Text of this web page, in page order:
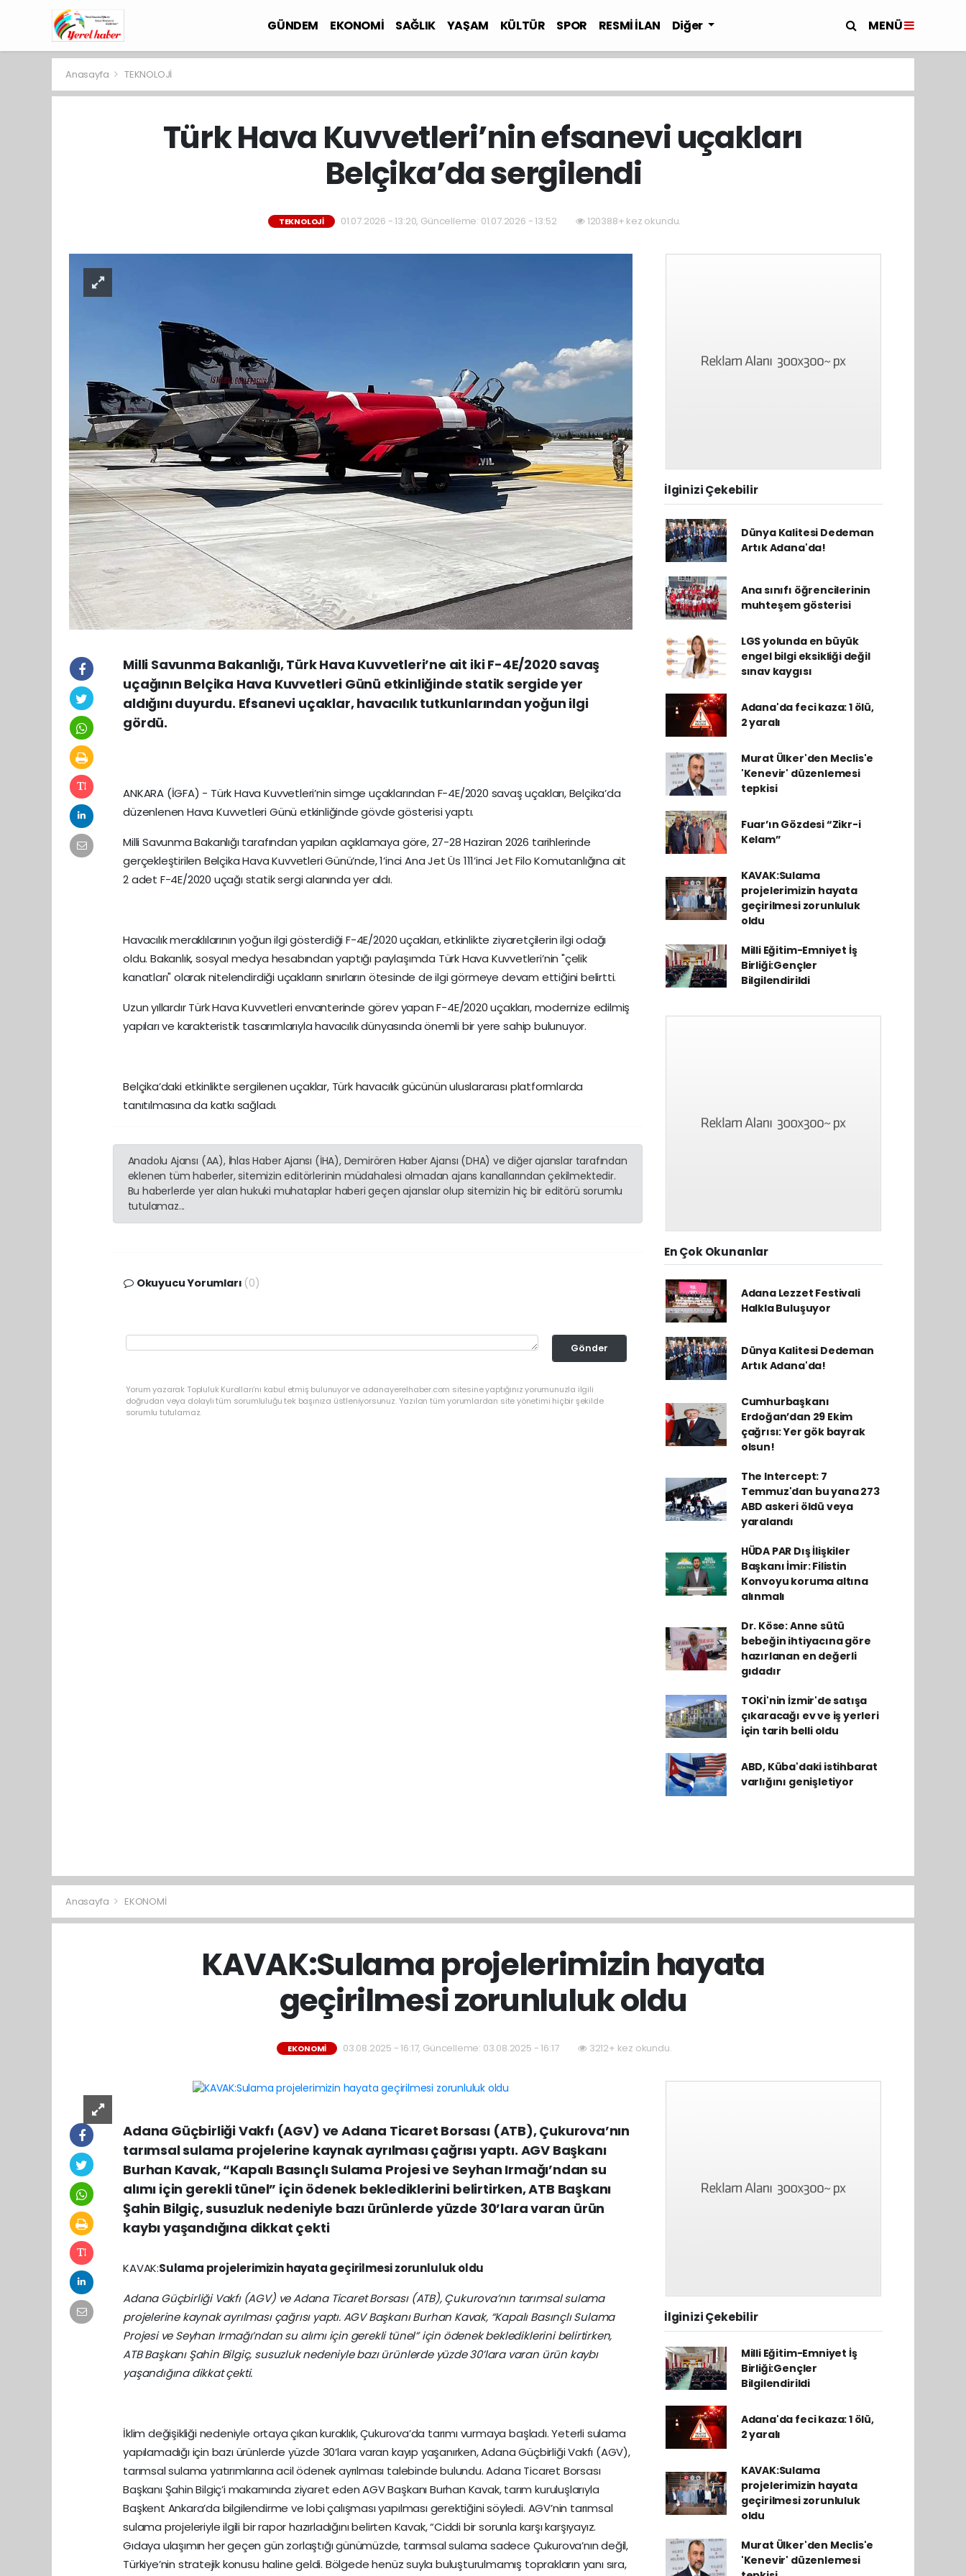
GÜNDEM EKONOMİ SAĞLIK YAŞAM KÜLTÜR SPOR RESMİ İLAN Diğer MENÜ
Anasayfa TEKNOLOJİ
Türk Hava Kuvvetleri’nin efsanevi uçakları
Belçika’da sergilendi
TEKNOLOJİ 01.07.2026 - 13:20, Güncelleme: 01.07.2026 - 13:52 120388+ kez okundu.
Milli Savunma Bakanlığı, Türk Hava Kuvvetleri’ne ait iki F-4E/2020 savaş
uçağının Belçika Hava Kuvvetleri Günü etkinliğinde statik sergide yer
aldığını duyurdu. Efsanevi uçaklar, havacılık tutkunlarından yoğun ilgi
gördü.
ANKARA (İGFA) - Türk Hava Kuvvetleri’nin simge uçaklarından F-4E/2020 savaş uçakları, Belçika’da
düzenlenen Hava Kuvvetleri Günü etkinliğinde gövde gösterisi yaptı.
Milli Savunma Bakanlığı tarafından yapılan açıklamaya göre, 27-28 Haziran 2026 tarihlerinde
gerçekleştirilen Belçika Hava Kuvvetleri Günü’nde, 1’inci Ana Jet Üs 111’inci Jet Filo Komutanlığına ait
2 adet F-4E/2020 uçağı statik sergi alanında yer aldı.
Havacılık meraklılarının yoğun ilgi gösterdiği F-4E/2020 uçakları, etkinlikte ziyaretçilerin ilgi odağı
oldu. Bakanlık, sosyal medya hesabından yaptığı paylaşımda Türk Hava Kuvvetleri’nin "çelik
kanatları" olarak nitelendirdiği uçakların sınırların ötesinde de ilgi görmeye devam ettiğini belirtti.
Uzun yıllardır Türk Hava Kuvvetleri envanterinde görev yapan F-4E/2020 uçakları, modernize edilmiş
yapıları ve karakteristik tasarımlarıyla havacılık dünyasında önemli bir yere sahip bulunuyor.
Belçika’daki etkinlikte sergilenen uçaklar, Türk havacılık gücünün uluslararası platformlarda
tanıtılmasına da katkı sağladı.
Anadolu Ajansı (AA), İhlas Haber Ajansı (İHA), Demirören Haber Ajansı (DHA) ve diğer ajanslar tarafından
eklenen tüm haberler, sitemizin editörlerinin müdahalesi olmadan ajans kanallarından çekilmektedir.
Bu haberlerde yer alan hukuki muhataplar haberi geçen ajanslar olup sitemizin hiç bir editörü sorumlu
tutulamaz...
Okuyucu Yorumları (0)
Gönder
Yorum yazarak Topluluk Kuralları’nı kabul etmiş bulunuyor ve adanayerelhaber.com sitesine yaptığınız yorumunuzla ilgili
doğrudan veya dolaylı tüm sorumluluğu tek başınıza üstleniyorsunuz. Yazılan tüm yorumlardan site yönetimi hiçbir şekilde
sorumlu tutulamaz.
İlginizi Çekebilir
Dünya Kalitesi Dedeman
Artık Adana'da!
Ana sınıfı öğrencilerinin
muhteşem gösterisi
LGS yolunda en büyük
engel bilgi eksikliği değil
sınav kaygısı
Adana'da feci kaza: 1 ölü,
2 yaralı
Murat Ülker'den Meclis'e
'Kenevir' düzenlemesi
tepkisi
Fuar’ın Gözdesi “Zikr-i
Kelam”
KAVAK:Sulama
projelerimizin hayata
geçirilmesi zorunluluk
oldu
Milli Eğitim-Emniyet İş
Birliği:Gençler
Bilgilendirildi
En Çok Okunanlar
Adana Lezzet Festivali
Halkla Buluşuyor
Dünya Kalitesi Dedeman
Artık Adana'da!
Cumhurbaşkanı
Erdoğan’dan 29 Ekim
çağrısı: Yer gök bayrak
olsun!
The Intercept: 7
Temmuz'dan bu yana 273
ABD askeri öldü veya
yaralandı
HÜDA PAR Dış İlişkiler
Başkanı İmir: Filistin
Konvoyu koruma altına
alınmalı
Dr. Köse: Anne sütü
bebeğin ihtiyacına göre
hazırlanan en değerli
gıdadır
TOKİ'nin İzmir'de satışa
çıkaracağı ev ve iş yerleri
için tarih belli oldu
ABD, Küba'daki istihbarat
varlığını genişletiyor
Anasayfa EKONOMİ
KAVAK:Sulama projelerimizin hayata
geçirilmesi zorunluluk oldu
EKONOMİ 03.08.2025 - 16:17, Güncelleme: 03.08.2025 - 16:17 3212+ kez okundu.
Adana Güçbirliği Vakfı (AGV) ve Adana Ticaret Borsası (ATB), Çukurova’nın
tarımsal sulama projelerine kaynak ayrılması çağrısı yaptı. AGV Başkanı
Burhan Kavak, “Kapalı Basınçlı Sulama Projesi ve Seyhan Irmağı’ndan su
alımı için gerekli tünel” için ödenek beklediklerini belirtirken, ATB Başkanı
Şahin Bilgiç, susuzluk nedeniyle bazı ürünlerde yüzde 30’lara varan ürün
kaybı yaşandığına dikkat çekti
KAVAK:Sulama projelerimizin hayata geçirilmesi zorunluluk oldu
Adana Güçbirliği Vakfı (AGV) ve Adana Ticaret Borsası (ATB), Çukurova’nın tarımsal sulama
projelerine kaynak ayrılması çağrısı yaptı. AGV Başkanı Burhan Kavak, “Kapalı Basınçlı Sulama
Projesi ve Seyhan Irmağı’ndan su alımı için gerekli tünel” için ödenek beklediklerini belirtirken,
ATB Başkanı Şahin Bilgiç, susuzluk nedeniyle bazı ürünlerde yüzde 30’lara varan ürün kaybı
yaşandığına dikkat çekti.
İklim değişikliği nedeniyle ortaya çıkan kuraklık, Çukurova’da tarımı vurmaya başladı. Yeterli sulama
yapılamadığı için bazı ürünlerde yüzde 30’lara varan kayıp yaşanırken, Adana Güçbirliği Vakfı (AGV),
tarımsal sulama yatırımlarına acil ödenek ayrılması talebinde bulundu. Adana Ticaret Borsası
Başkanı Şahin Bilgiç’i makamında ziyaret eden AGV Başkanı Burhan Kavak, tarım kuruluşlarıyla
Başkent Ankara’da bilgilendirme ve lobi çalışması yapılması gerektiğini söyledi. AGV’nin tarımsal
sulama projeleriyle ilgili bir rapor hazırladığını belirten Kavak, “Ciddi bir sorunla karşı karşıyayız.
Gıdaya ulaşımın her geçen gün zorlaştığı günümüzde, tarımsal sulama sadece Çukurova’nın değil,
Türkiye’nin stratejik konusu haline geldi. Bölgede henüz suyla buluşturulmamış toprakların yanı sıra,
İlginizi Çekebilir
Milli Eğitim-Emniyet İş
Birliği:Gençler
Bilgilendirildi
Adana'da feci kaza: 1 ölü,
2 yaralı
KAVAK:Sulama
projelerimizin hayata
geçirilmesi zorunluluk
oldu
Murat Ülker'den Meclis'e
'Kenevir' düzenlemesi